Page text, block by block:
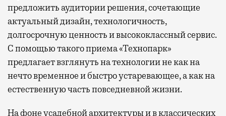
предложить аудитории решения, сочетающие
актуальный дизайн, технологичность,
долгосрочную ценность и высококлассный сервис.
С помощью такого приема «Технопарк»
предлагает взглянуть на технологии не как на
нечто временное и быстро устаревающее, а как на
естественную часть повседневной жизни.
На фоне усадебной архитектуры и в классических